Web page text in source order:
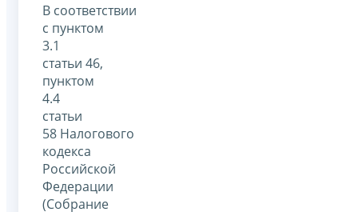
В соответствии
с пунктом
3.1
статьи 46,
пунктом
4.4
статьи
58 Налогового
кодекса
Российской
Федерации
(Собрание